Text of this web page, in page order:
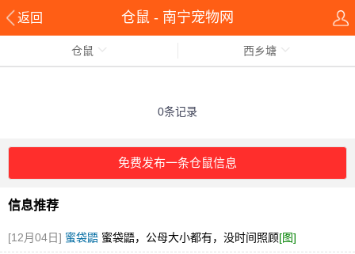
返回 仓鼠 - 南宁宠物网
仓鼠 西乡塘
0条记录
免费发布一条仓鼠信息
信息推荐
[12月04日] 蜜袋鼯 蜜袋鼯，公母大小都有，没时间照顾[图]